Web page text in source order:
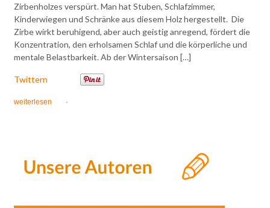
Zirbenholzes verspürt. Man hat Stuben, Schlafzimmer,
Kinderwiegen und Schränke aus diesem Holz hergestellt. Die
Zirbe wirkt beruhigend, aber auch geistig anregend, fördert die
Konzentration, den erholsamen Schlaf und die körperliche und
mentale Belastbarkeit. Ab der Wintersaison […]
Twittern
weiterlesen ·